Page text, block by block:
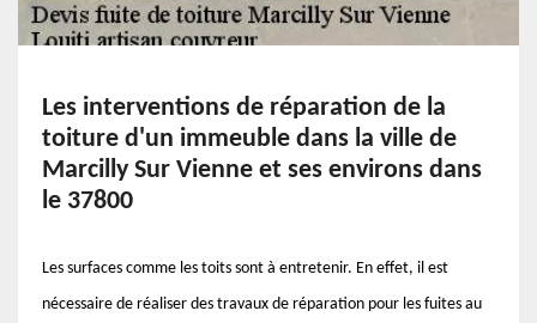
Les interventions de réparation de la
toiture d'un immeuble dans la ville de
Marcilly Sur Vienne et ses environs dans
le 37800
Les surfaces comme les toits sont à entretenir. En effet, il est
nécessaire de réaliser des travaux de réparation pour les fuites au